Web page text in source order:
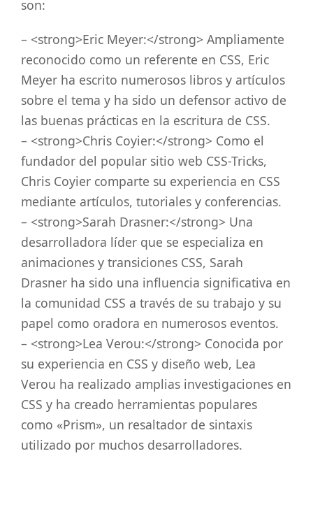
son:
– <strong>Eric Meyer:</strong> Ampliamente
reconocido como un referente en CSS, Eric
Meyer ha escrito numerosos libros y artículos
sobre el tema y ha sido un defensor activo de
las buenas prácticas en la escritura de CSS.
– <strong>Chris Coyier:</strong> Como el
fundador del popular sitio web CSS-Tricks,
Chris Coyier comparte su experiencia en CSS
mediante artículos, tutoriales y conferencias.
– <strong>Sarah Drasner:</strong> Una
desarrolladora líder que se especializa en
animaciones y transiciones CSS, Sarah
Drasner ha sido una influencia significativa en
la comunidad CSS a través de su trabajo y su
papel como oradora en numerosos eventos.
– <strong>Lea Verou:</strong> Conocida por
su experiencia en CSS y diseño web, Lea
Verou ha realizado amplias investigaciones en
CSS y ha creado herramientas populares
como «Prism», un resaltador de sintaxis
utilizado por muchos desarrolladores.